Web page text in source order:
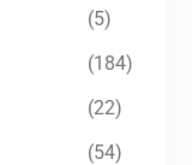
(5)
(184)
(22)
(54)